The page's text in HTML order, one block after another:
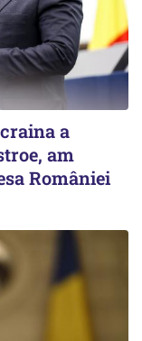
a
am
României